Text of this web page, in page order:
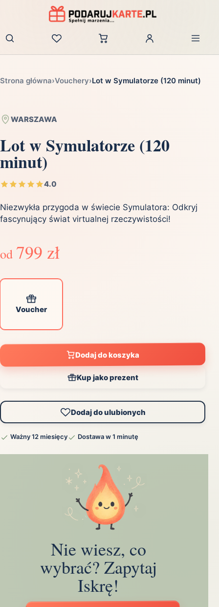
Zaloguj
Strona główna›Vouchery›Lot w Symulatorze (120 minut)
WARSZAWA
Lot w Symulatorze (120
minut)
4.0
Niezwykła przygoda w świecie Symulatora: Odkryj
fascynujący świat virtualnej rzeczywistości!
od 799 zł
Voucher
Dodaj do koszyka
Kup jako prezent
Dodaj do ulubionych
Ważny 12 miesięcy Dostawa w 1 minutę
Nie wiesz, co
wybrać? Zapytaj
Iskrę!